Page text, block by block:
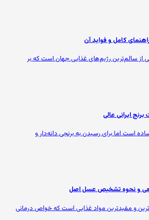
کامل و فواید آن
از سالم‌ترین رژیم‌های غذایی جهان است که بر
است اما برای رسیدن به برنجی دانه‌دار و
و نحوه تشخیص عسل اصل
و مفیدترین مواد غذایی است که خواص درمانی